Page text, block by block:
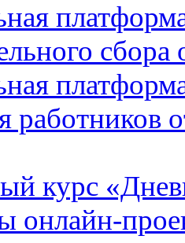
сбора
курс
онлайн-